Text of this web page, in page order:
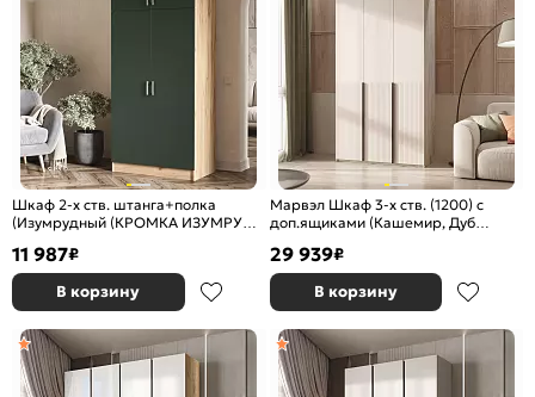
Шкаф 2-х ств. штанга+полка
(Изумрудный (КРОМКА ИЗУМРУД),
11 987₽
В корзину
Марвэл Шкаф 3-х ств. (1200) с
доп.ящиками (Кашемир, Дуб
29 939₽
В корзину